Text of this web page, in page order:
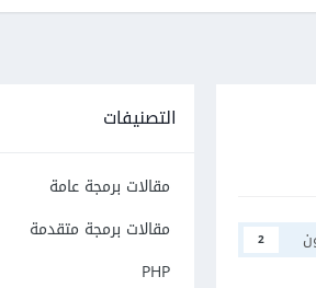
2
التصنيفات
مقالات برمجة عامة
مقالات برمجة متقدمة
PHP